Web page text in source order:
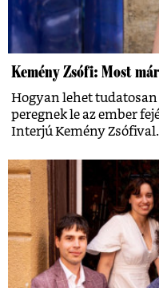
Kemény Zsófi: Most
Hogyan lehet
peregnek le az ember
Interjú Kemény Zsófival.